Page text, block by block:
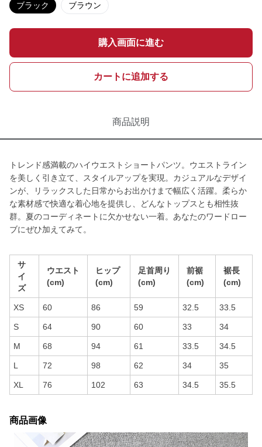
ブラック ブラウン
購入画面に進む
カートに追加する
商品説明
トレンド感満載のハイウエストショートパンツ。ウエストライン
を美しく引き立て、スタイルアップを実現。カジュアルなデザイ
ンが、リラックスした日常からお出かけまで幅広く活躍。柔らか
な素材感で快適な着心地を提供し、どんなトップスとも相性抜
群。夏のコーディネートに欠かせない一着。あなたのワードロー
ブにぜひ加えてみて。
サ
イ
ズ
ウエスト
(cm)
ヒップ
(cm)
足首周り
(cm)
前裾
(cm)
裾長
(cm)
XS 60 86 59 32.5 33.5
S 64 90 60 33 34
M 68 94 61 33.5 34.5
L 72 98 62 34 35
XL 76 102 63 34.5 35.5
商品画像